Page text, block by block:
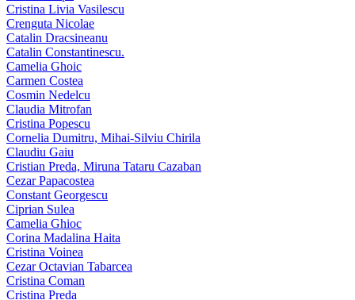
Cristina Livia Vasilescu
Crenguta Nicolae
Catalin Dracsineanu
Catalin Constantinescu.
Camelia Ghoic
Carmen Costea
Cosmin Nedelcu
Claudia Mitrofan
Cristina Popescu
Cornelia Dumitru, Mihai‑Silviu Chirila
Claudiu Gaiu
Cristian Preda, Miruna Tataru Cazaban
Cezar Papacostea
Constant Georgescu
Ciprian Sulea
Camelia Ghioc
Corina Madalina Haita
Cristina Voinea
Cezar Octavian Tabarcea
Cristina Coman
Cristina Preda